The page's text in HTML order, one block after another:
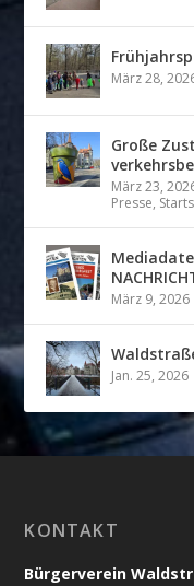
März 28,
Große
März 23,
Presse,
März 9, 2026
Jan. 25, 2026
KONTAKT
Bürgerverein